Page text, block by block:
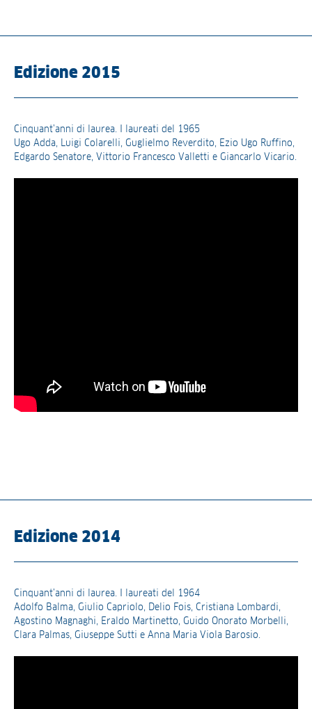
Edizione 2015
Cinquant’anni di laurea. I laureati del 1965
Ugo Adda, Luigi Colarelli, Guglielmo Reverdito, Ezio Ugo Ruffino,
Edgardo Senatore, Vittorio Francesco Valletti e Giancarlo Vicario.
Edizione 2014
Cinquant’anni di laurea. I laureati del 1964
Adolfo Balma, Giulio Capriolo, Delio Fois, Cristiana Lombardi,
Agostino Magnaghi, Eraldo Martinetto, Guido Onorato Morbelli,
Clara Palmas, Giuseppe Sutti e Anna Maria Viola Barosio.